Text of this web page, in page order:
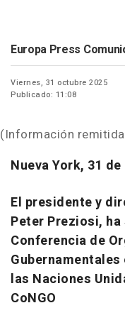
Europa Press
Viernes, 31 octubre 2025
Publicado: 11:08
(Información
Nueva York, 31
El presidente y
Peter Preziosi,
Conferencia de
las Naciones
CoNGO